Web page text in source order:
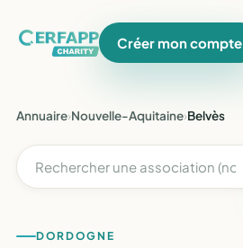
Créer mon compte
Annuaire›Nouvelle-Aquitaine›Belvès
DORDOGNE